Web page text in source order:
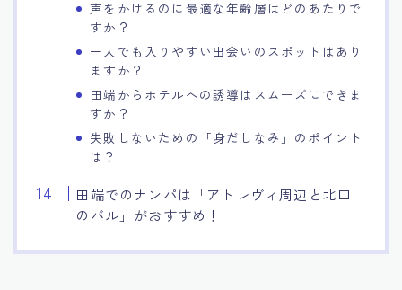
声をかけるのに最適な年齢層はどのあたりで
すか？
一人でも入りやすい出会いのスポットはあり
ますか？
田端からホテルへの誘導はスムーズにできま
すか？
失敗しないための「身だしなみ」のポイント
は？
田端でのナンパは「アトレヴィ周辺と北口
のバル」がおすすめ！